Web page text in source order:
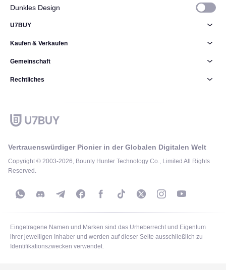
Dunkles Design
Vertrauenswürdiger Pionier in der Globalen Digitalen Welt
Copyright © 2003-2026, Bounty Hunter Technology Co., Limited All Rights
Reserved.
U7BUY
Kaufen & Verkaufen
Gemeinschaft
Rechtliches
Eingetragene Namen und Marken sind das Urheberrecht und Eigentum
ihrer jeweiligen Inhaber und werden auf dieser Seite ausschließlich zu
Identifikationszwecken verwendet.